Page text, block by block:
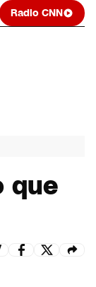
Radio CNN
que